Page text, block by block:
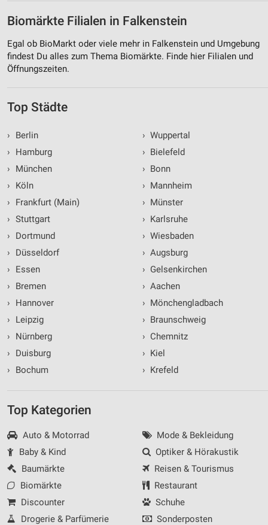
Biomärkte Filialen in Falkenstein
Egal ob BioMarkt oder viele mehr in Falkenstein und Umgebung
findest Du alles zum Thema Biomärkte. Finde hier Filialen und
Öffnungszeiten.
Top Städte
›
Berlin
›
Hamburg
›
München
›
Köln
›
Frankfurt (Main)
› Stuttgart
›
Dortmund
›
Düsseldorf
›
Essen
›
Bremen
›
Hannover
›
Leipzig
›
Nürnberg
›
Duisburg
›
Bochum
› Wuppertal
› Bielefeld
› Bonn
› Mannheim
› Münster
› Karlsruhe
› Wiesbaden
› Augsburg
› Gelsenkirchen
› Aachen
› Mönchengladbach
› Braunschweig
› Chemnitz
› Kiel
› Krefeld
Top Kategorien
Auto & Motorrad
Baby & Kind
Baumärkte
Biomärkte
Discounter
Drogerie & Parfümerie
Mode & Bekleidung
Optiker & Hörakustik
Reisen & Tourismus
Restaurant
Schuhe
Sonderposten